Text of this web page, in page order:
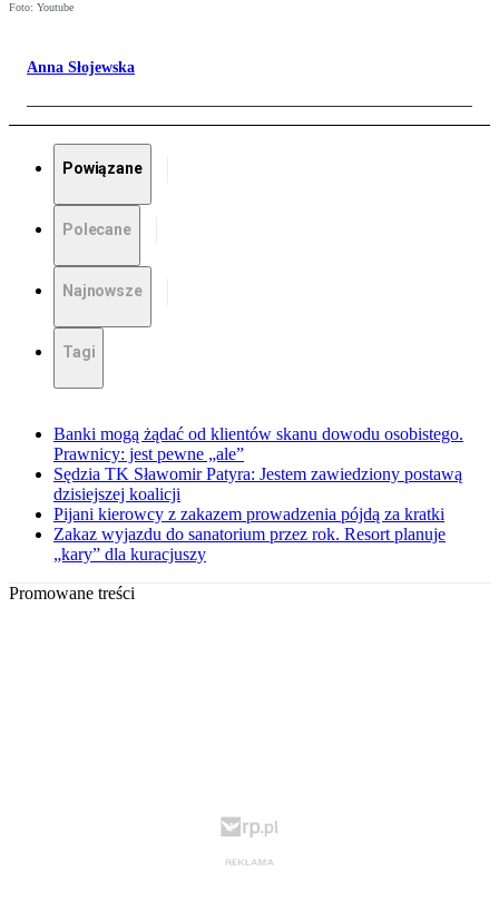
Foto: Youtube
Anna Słojewska
Powiązane
Polecane
Najnowsze
Tagi
Banki mogą żądać od klientów skanu dowodu osobistego.
Prawnicy: jest pewne „ale”
Sędzia TK Sławomir Patyra: Jestem zawiedziony postawą
dzisiejszej koalicji
Pijani kierowcy z zakazem prowadzenia pójdą za kratki
Zakaz wyjazdu do sanatorium przez rok. Resort planuje
„kary” dla kuracjuszy
Promowane treści